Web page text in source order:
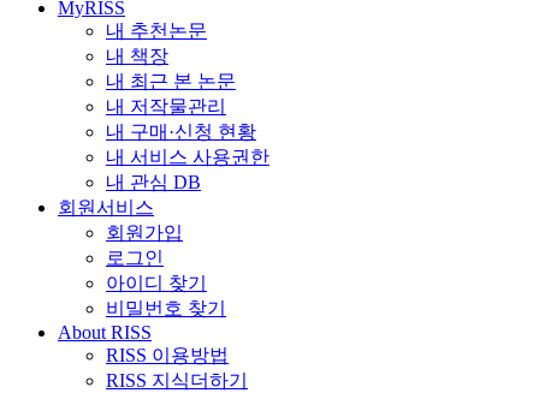
MyRISS
내 추천논문
내 책장
내 최근 본 논문
내 저작물관리
내 구매·신청 현황
내 서비스 사용권한
내 관심 DB
회원서비스
회원가입
로그인
아이디 찾기
비밀번호 찾기
About RISS
RISS 이용방법
RISS 지식더하기